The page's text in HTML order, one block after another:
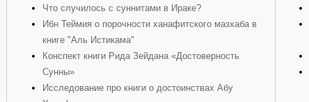
Что случилось с суннитами в Ираке?
Ибн Теймия о порочности ханафитского мазхаба в
книге "Аль Истикама"
Конспект книги Рида Зейдана «Достоверность
Сунны»
Исследование про книги о достоинствах Абу